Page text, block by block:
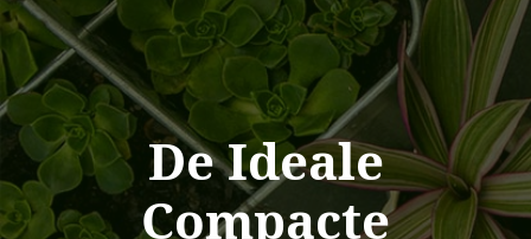
De Ideale
Compacte